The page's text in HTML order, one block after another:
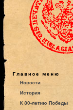
Главное меню
Новости
История
К 80-летию Победы